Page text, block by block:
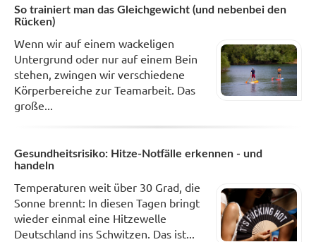
So trainiert man das Gleichgewicht (und nebenbei den
Rücken)
Wenn wir auf einem wackeligen
Untergrund oder nur auf einem Bein
stehen, zwingen wir verschiedene
Körperbereiche zur Teamarbeit. Das
große...
Gesundheitsrisiko: Hitze-Notfälle erkennen - und
handeln
Temperaturen weit über 30 Grad, die
Sonne brennt: In diesen Tagen bringt
wieder einmal eine Hitzewelle
Deutschland ins Schwitzen. Das ist...